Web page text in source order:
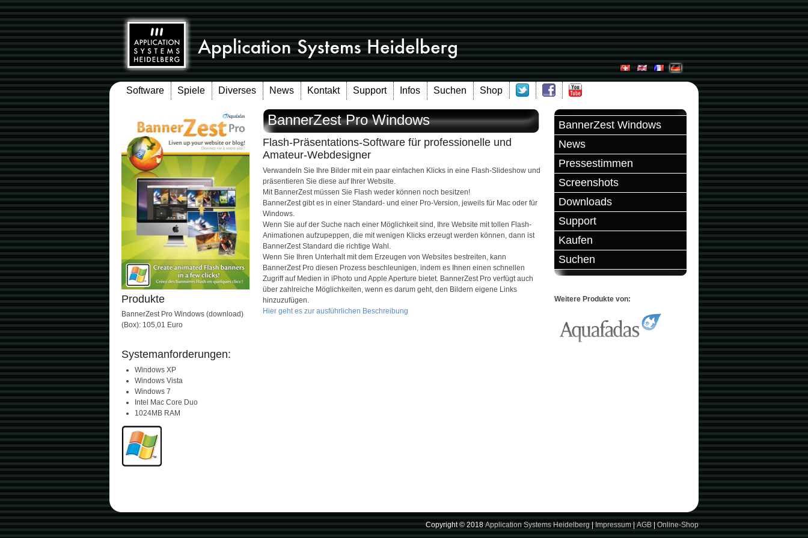
Software Spiele Diverses News Kontakt Support Infos Suchen Shop
Produkte
BannerZest Pro Windows (download)
(Box): 105,01 Euro
Systemanforderungen:
Windows XP
Windows Vista
Windows 7
Intel Mac Core Duo
1024MB RAM
BannerZest Windows
News
Pressestimmen
Screenshots
Downloads
Support
Kaufen
Suchen
Weitere Produkte von:
BannerZest Pro Windows
Flash-Präsentations-Software für professionelle und
Amateur-Webdesigner
Verwandeln Sie Ihre Bilder mit ein paar einfachen Klicks in eine Flash-Slideshow und
präsentieren Sie diese auf Ihrer Website.
Mit BannerZest müssen Sie Flash weder können noch besitzen!
BannerZest gibt es in einer Standard- und einer Pro-Version, jeweils für Mac oder für
Windows.
Wenn Sie auf der Suche nach einer Möglichkeit sind, Ihre Website mit tollen Flash-
Animationen aufzupeppen, die mit wenigen Klicks erzeugt werden können, dann ist
BannerZest Standard die richtige Wahl.
Wenn Sie Ihren Unterhalt mit dem Erzeugen von Websites bestreiten, kann
BannerZest Pro diesen Prozess beschleunigen, indem es Ihnen einen schnellen
Zugriff auf Medien in iPhoto und Apple Aperture bietet. BannerZest Pro verfügt auch
über zahlreiche Möglichkeiten, wenn es darum geht, den Bildern eigene Links
hinzuzufügen.
Hier geht es zur ausführlichen Beschreibung
Copyright © 2018Application Systems Heidelberg|Impressum|AGB|Online-Shop